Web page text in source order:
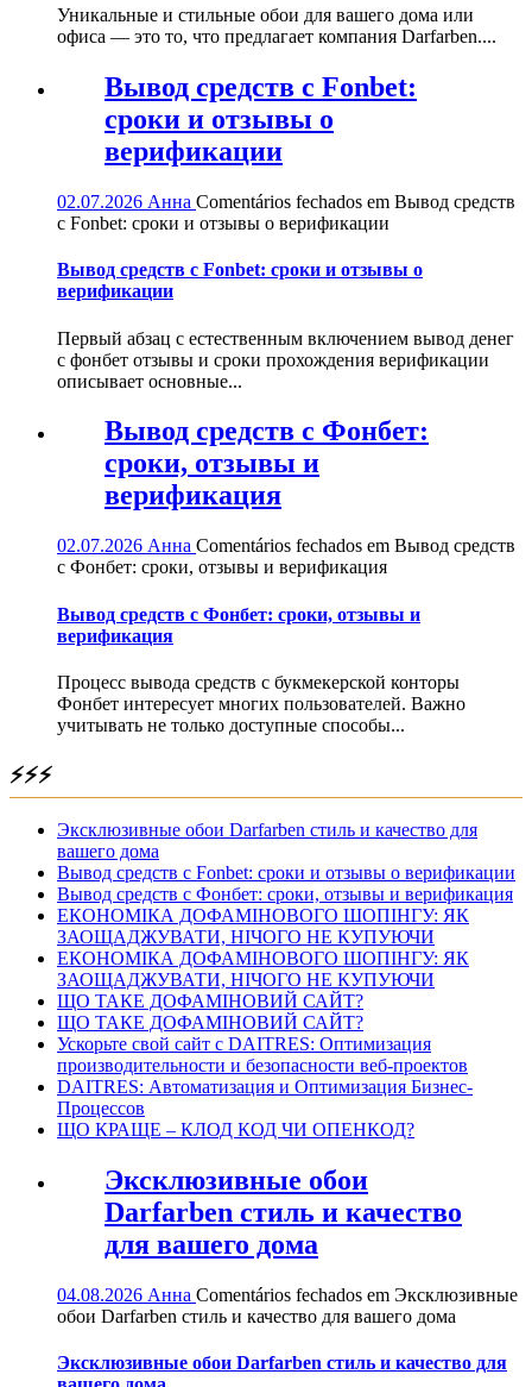
Уникальные и стильные обои для вашего дома или
офиса — это то, что предлагает компания Darfarben....
Вывод средств с Fonbet:
сроки и отзывы о
верификации
02.07.2026 Анна Comentários fechados em Вывод средств
с Fonbet: сроки и отзывы о верификации
Вывод средств с Fonbet: сроки и отзывы о
верификации
Первый абзац с естественным включением вывод денег
с фонбет отзывы и сроки прохождения верификации
описывает основные...
Вывод средств с Фонбет:
сроки, отзывы и
верификация
02.07.2026 Анна Comentários fechados em Вывод средств
с Фонбет: сроки, отзывы и верификация
Вывод средств с Фонбет: сроки, отзывы и
верификация
Процесс вывода средств с букмекерской конторы
Фонбет интересует многих пользователей. Важно
учитывать не только доступные способы...
⚡⚡⚡
Эксклюзивные обои Darfarben стиль и качество для
вашего дома
Вывод средств с Fonbet: сроки и отзывы о верификации
Вывод средств с Фонбет: сроки, отзывы и верификация
ЕКОНОМІКА ДОФАМІНОВОГО ШОПІНГУ: ЯК
ЗАОЩАДЖУВАТИ, НІЧОГО НЕ КУПУЮЧИ
ЕКОНОМІКА ДОФАМІНОВОГО ШОПІНГУ: ЯК
ЗАОЩАДЖУВАТИ, НІЧОГО НЕ КУПУЮЧИ
ЩО ТАКЕ ДОФАМІНОВИЙ САЙТ?
ЩО ТАКЕ ДОФАМІНОВИЙ САЙТ?
Ускорьте свой сайт с DAITRES: Оптимизация
производительности и безопасности веб-проектов
DAITRES: Автоматизация и Оптимизация Бизнес-
Процессов
ЩО КРАЩЕ – КЛОД КОД ЧИ ОПЕНКОД?
Эксклюзивные обои
Darfarben стиль и качество
для вашего дома
04.08.2026 Анна Comentários fechados em Эксклюзивные
обои Darfarben стиль и качество для вашего дома
Эксклюзивные обои Darfarben стиль и качество для